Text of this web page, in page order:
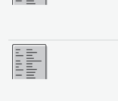
Daha fazla